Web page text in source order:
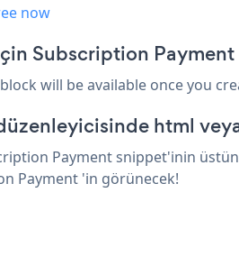
now
Subscription Payment
will be available once you
html
Payment snippet'inin
Payment 'in görünecek!